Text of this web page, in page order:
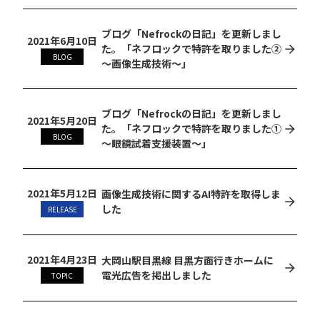
2021年6月10日
BLOG
ブログ「Nefrockの日記」を更新しまし
た。「ネフロックで特許を取りました②
〜画像生成技術〜」
2021年5月20日
BLOG
ブログ「Nefrockの日記」を更新しまし
た。「ネフロックで特許を取りました①
〜眼鏡試着支援装置〜」
2021年5月12日
RELEASE
画像生成技術に関するAI特許を取得しま
した
2021年4月23日
TOPIC
大岡山駅目黒線 目黒方面行きホームに
電光広告を掲出しました